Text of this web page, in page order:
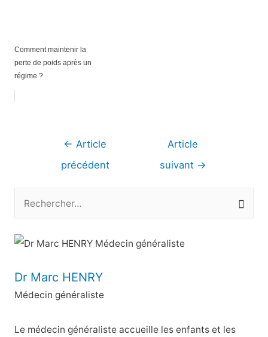
Comment maintenir la
perte de poids après un
régime ?
Navigation
← Article
précédent
Article
suivant →
c
e
r
h
Dr Marc HENRY
Médecin généraliste
Le médecin généraliste accueille les enfants et les